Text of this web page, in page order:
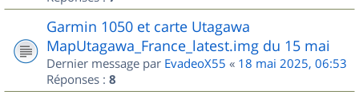
Garmin 1050 et carte Utagawa
MapUtagawa_France_latest.img du 15 mai
Dernier message par EvadeoX55 « 18 mai 2025, 06:53
Réponses : 8